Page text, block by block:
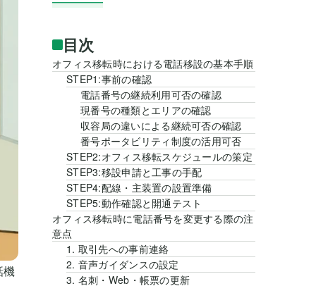
機
目次
オフィス移転時における電話移設の基本手順
STEP1:事前の確認
電話番号の継続利用可否の確認
現番号の種類とエリアの確認
収容局の違いによる継続可否の確認
番号ポータビリティ制度の活用可否
STEP2:オフィス移転スケジュールの策定
STEP3:移設申請と工事の手配
STEP4:配線・主装置の設置準備
STEP5:動作確認と開通テスト
オフィス移転時に電話番号を変更する際の注
意点
1. 取引先への事前連絡
2. 音声ガイダンスの設定
3. 名刺・Web・帳票の更新